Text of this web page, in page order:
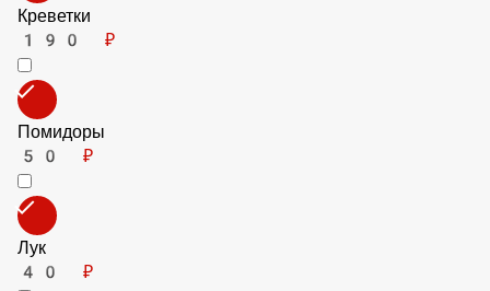
Баклажаны
70 ₽
Маслины
50 ₽